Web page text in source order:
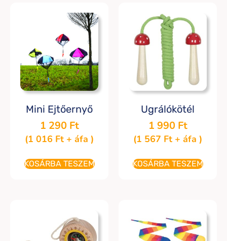
Mini Ejtőernyő
1 290 Ft
(1 016 Ft + áfa )
KOSÁRBA TESZEM
Ugrálókötél
1 990 Ft
(1 567 Ft + áfa )
KOSÁRBA TESZEM